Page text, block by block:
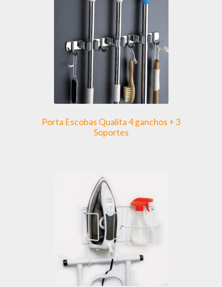
pueden
elegir
en
la
página
de
producto
Porta Escobas Qualita 4 ganchos + 3
Soportes